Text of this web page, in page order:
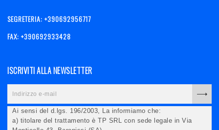
SEGRETERIA: +390692956717
FAX: +390692933428
ISCRIVITI ALLA NEWSLETTER
Ai sensi del d.lgs. 196/2003, La informiamo che:
a) titolare del trattamento è TP SRL con sede legale in Via